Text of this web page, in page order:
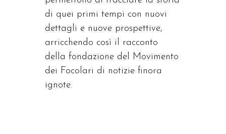
di quei primi tempi con nuovi
dettagli e nuove prospettive,
arricchendo così il racconto
della fondazione del Movimento
dei Focolari di notizie finora
ignote.